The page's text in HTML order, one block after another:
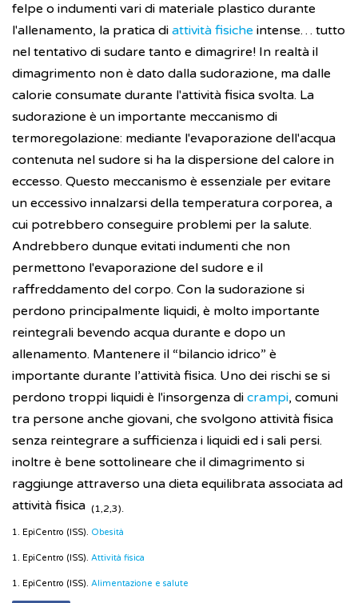
felpe o indumenti vari di materiale plastico durante
l'allenamento, la pratica di attività fisiche intense… tutto
nel tentativo di sudare tanto e dimagrire! In realtà il
dimagrimento non è dato dalla sudorazione, ma dalle
calorie consumate durante l'attività fisica svolta. La
sudorazione è un importante meccanismo di
termoregolazione: mediante l'evaporazione dell'acqua
contenuta nel sudore si ha la dispersione del calore in
eccesso. Questo meccanismo è essenziale per evitare
un eccessivo innalzarsi della temperatura corporea, a
cui potrebbero conseguire problemi per la salute.
Andrebbero dunque evitati indumenti che non
permettono l'evaporazione del sudore e il
raffreddamento del corpo. Con la sudorazione si
perdono principalmente liquidi, è molto importante
reintegrali bevendo acqua durante e dopo un
allenamento. Mantenere il “bilancio idrico” è
importante durante l’attività fisica. Uno dei rischi se si
perdono troppi liquidi è l'insorgenza di crampi, comuni
tra persone anche giovani, che svolgono attività fisica
senza reintegrare a sufficienza i liquidi ed i sali persi.
inoltre è bene sottolineare che il dimagrimento si
raggiunge attraverso una dieta equilibrata associata ad
attività fisica (1,2,3).
1. EpiCentro (ISS). Obesità
1. EpiCentro (ISS). Attività fisica
1. EpiCentro (ISS). Alimentazione e salute